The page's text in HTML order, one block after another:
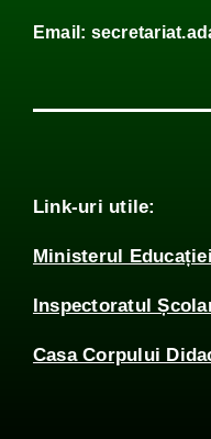
Email:
Link-uri utile:
Ministerul
Inspectoratul
Casa Corpului